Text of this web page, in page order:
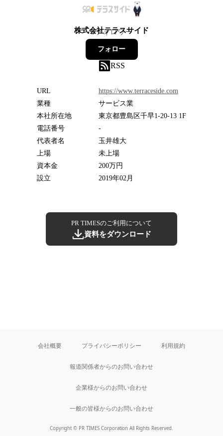
株式会社テラスサイド
3フォロワー
フォロー
RSS
URL
https://www.terraceside.com
業種
サービス業
本社所在地
東京都豊島区千早1-20-13 1F
電話番号
-
代表者名
玉井雄大
上場
未上場
資本金
200万円
設立
2019年02月
PR TIMESのご利用について
資料をダウンロード
会社概要 プライバシーポリシー 利用規約
報道関係者からのお問い合わせ
企業様からのお問い合わせ
一般の皆様からのお問い合わせ
Copyright © PR TIMES Corporation All Rights Reserved.